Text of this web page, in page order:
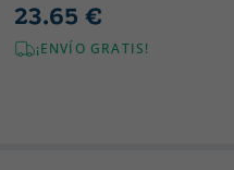
23.65 €
¡ENVÍO GRATIS!